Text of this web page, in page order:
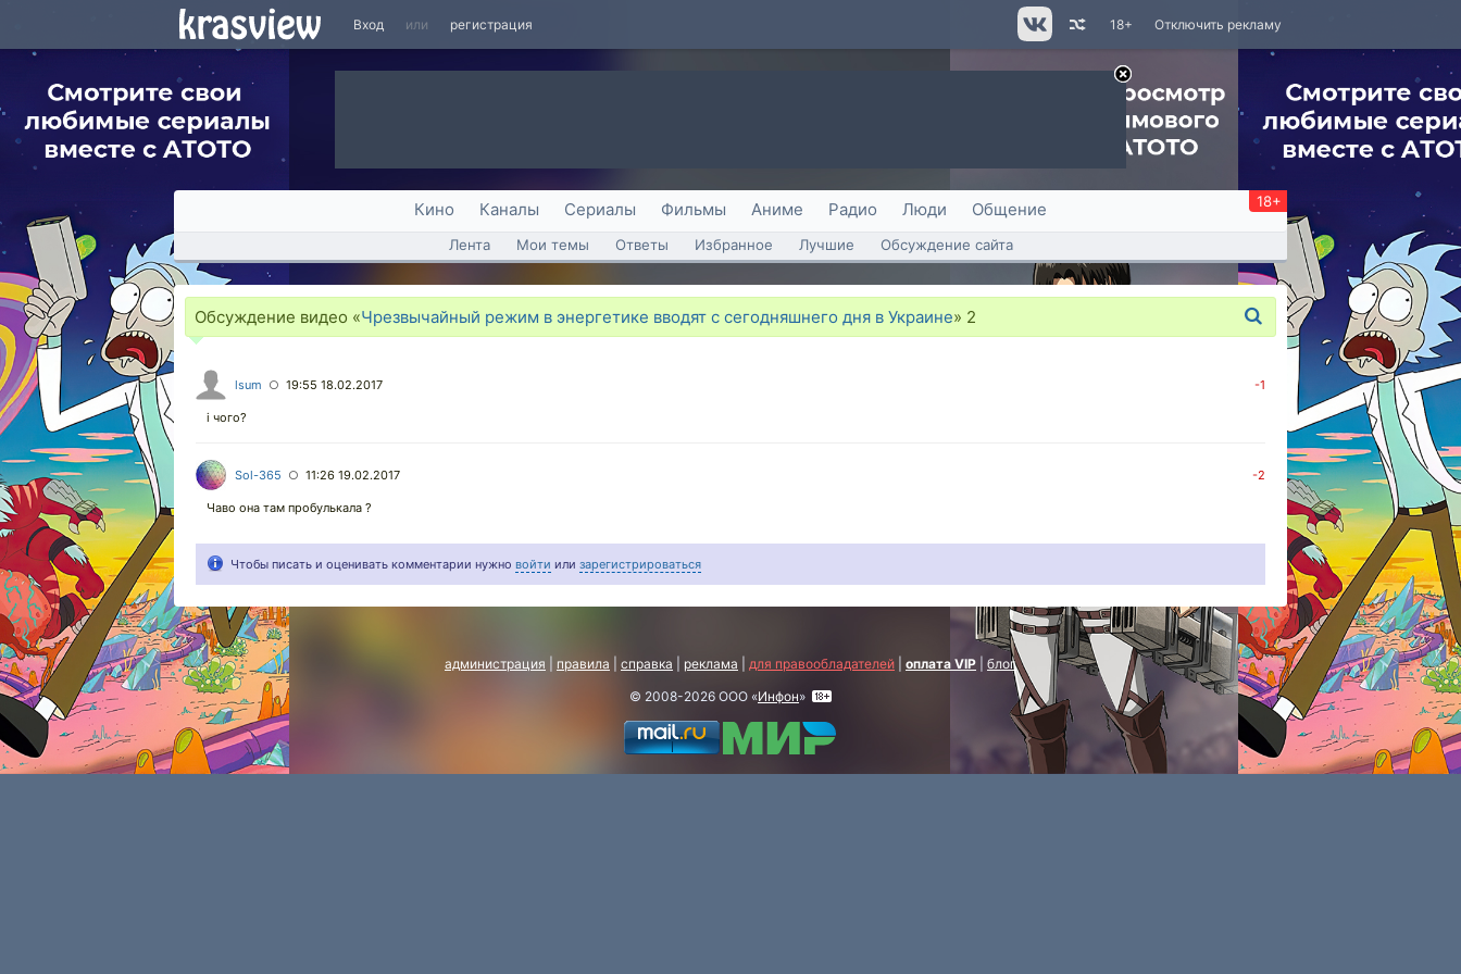
Вход или регистрация Отключить рекламу
18+
Кино Каналы Сериалы Фильмы Аниме Радио Люди Общение 18+
Лента Мои темы Ответы Избранное Лучшие Обсуждение сайта
Обсуждение видео «Чрезвычайный режим в энергетике вводят с сегодняшнего дня в Украине» 2
lsum ○ 19:55 18.02.2017 -1
і чого?
Sol-365 ○ 11:26 19.02.2017 -2
Чаво она там пробулькала ?
Чтобы писать и оценивать комментарии нужно войти или зарегистрироваться
администрация правила справка реклама для правообладателей оплата VIP
блог
© 2008-2026 ООО «Инфон»